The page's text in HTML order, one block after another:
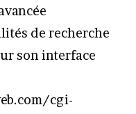
de recherche
son interface
cgi-